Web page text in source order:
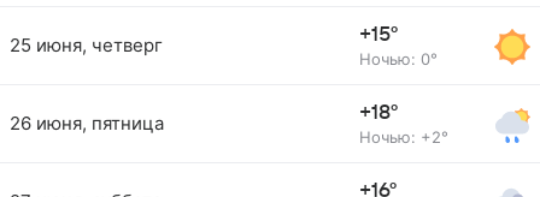
25 июня, четверг +15°
Ночью: 0°
26 июня, пятница +18°
Ночью: +2°
+16°